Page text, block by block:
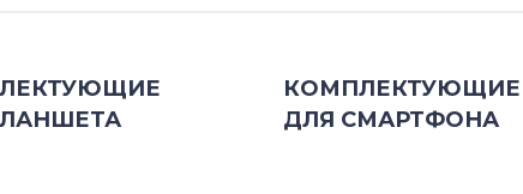
КОМПЛЕКТУЮЩИЕ
ДЛЯ СМАРТФОНА